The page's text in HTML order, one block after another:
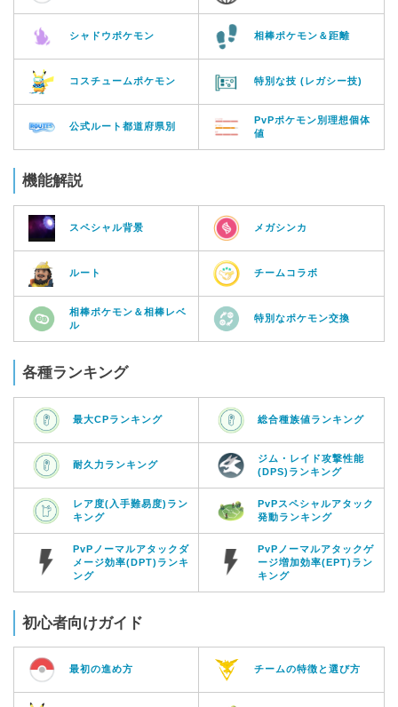
シャドウポケモン 相棒ポケモン＆距離
コスチュームポケモン 特別な技 (レガシー技)
公式ルート都道府県別
PvPポケモン別理想個体
値
機能解説
スペシャル背景 メガシンカ
ルート チームコラボ
相棒ポケモン＆相棒レベ
ル
特別なポケモン交換
各種ランキング
最大CPランキング 総合種族値ランキング
耐久力ランキング
ジム・レイド攻撃性能
(DPS)ランキング
レア度(入手難易度)ラン
キング
PvPスペシャルアタック
発動ランキング
PvPノーマルアタックダ
メージ効率(DPT)ランキ
ング
PvPノーマルアタックゲ
ージ増加効率(EPT)ラン
キング
初心者向けガイド
最初の進め方 チームの特徴と選び方